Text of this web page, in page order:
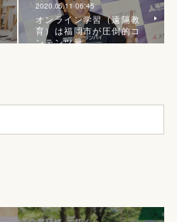
2020.05.11 06:45
オンライン学習（遠隔教
育）は福岡市が圧倒的コ
ンテンツ量